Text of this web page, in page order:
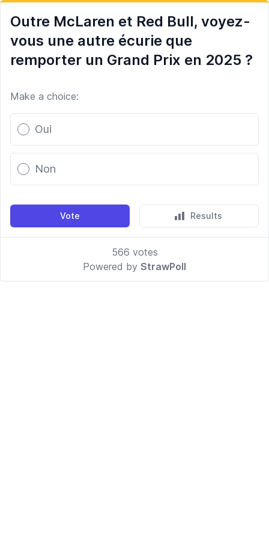
Outre McLaren et Red Bull, voyez-
vous une autre écurie que
remporter un Grand Prix en 2025 ?
Make a choice:
Poll options
Oui
Non
Vote Results
566 votes
Powered by StrawPoll